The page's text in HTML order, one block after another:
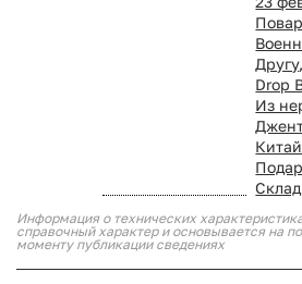
Другу,
Drop
Из
Информация о технических
справочный характер и основывается на
моменту публикации сведениях